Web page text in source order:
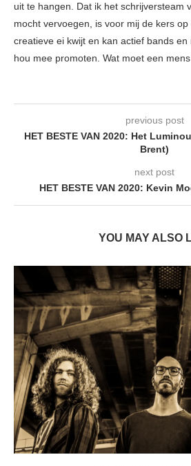
uit te hangen. Dat ik het schrijversteam
mocht vervoegen, is voor mij de kers
creatieve ei kwijt en kan actief bands
hou mee promoten. Wat moet een
previous post
HET BESTE VAN 2020: Het
Brent)
next post
HET BESTE VAN 2020: Kevin
YOU MAY ALSO